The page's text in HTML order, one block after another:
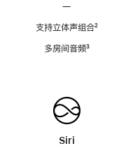
—
支持立体声组合脚
²
多房间音频脚
³
Siri